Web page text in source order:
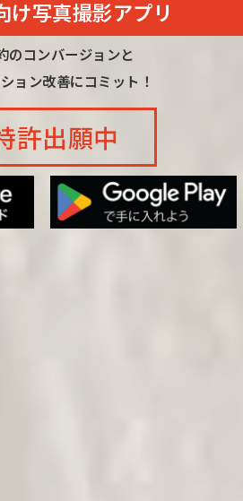
け写真撮影アプリ
のコンバージョンと
ョン改善にコミット！
許出願中